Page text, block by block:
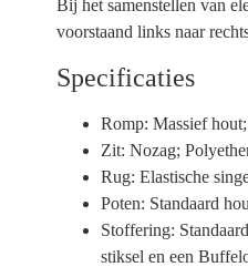
Bij het samenstellen van
voorstaand links naar
Specificaties
Romp: Massief
Zit: Nozag;
Rug: Elastische
Poten: Standaard
Stoffering:
stiksel en een